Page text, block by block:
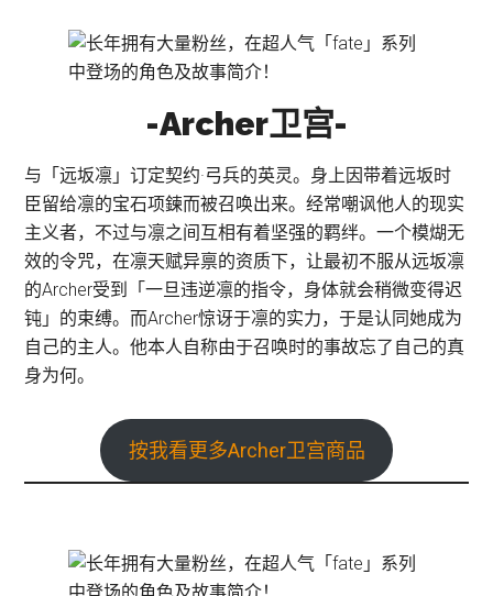
-Archer卫宫-
与「远坂凛」订定契约·弓兵的英灵。身上因带着远坂时
臣留给凛的宝石项鍊而被召唤出来。经常嘲讽他人的现实
主义者，不过与凛之间互相有着坚强的羁绊。一个模煳无
效的令咒，在凛天赋异禀的资质下，让最初不服从远坂凛
的Archer受到「一旦违逆凛的指令，身体就会稍微变得迟
钝」的束缚。而Archer惊讶于凛的实力，于是认同她成为
自己的主人。他本人自称由于召唤时的事故忘了自己的真
身为何。
按我看更多Archer卫宫商品